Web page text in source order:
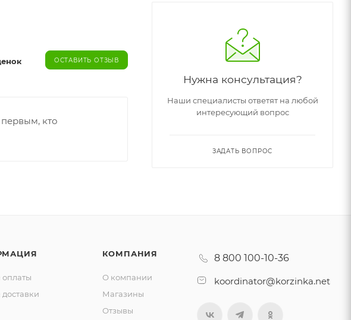
ОСТАВИТЬ ОТЗЫВ
кто
Нужна консультация?
Наши специалисты ответят на любой
интересующий вопрос
ЗАДАТЬ ВОПРОС
оплаты
КОМПАНИЯ
О компании
Магазины
Отзывы
8 800 100-10-36
koordinator@korzinka.net